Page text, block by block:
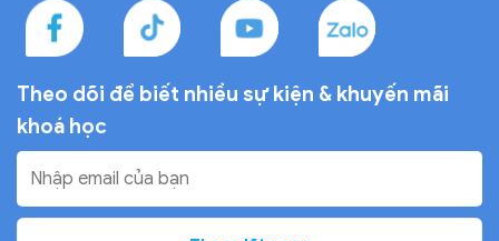
Theo dõi để biết nhiều sựkiện & khuyến mãi
khoá học